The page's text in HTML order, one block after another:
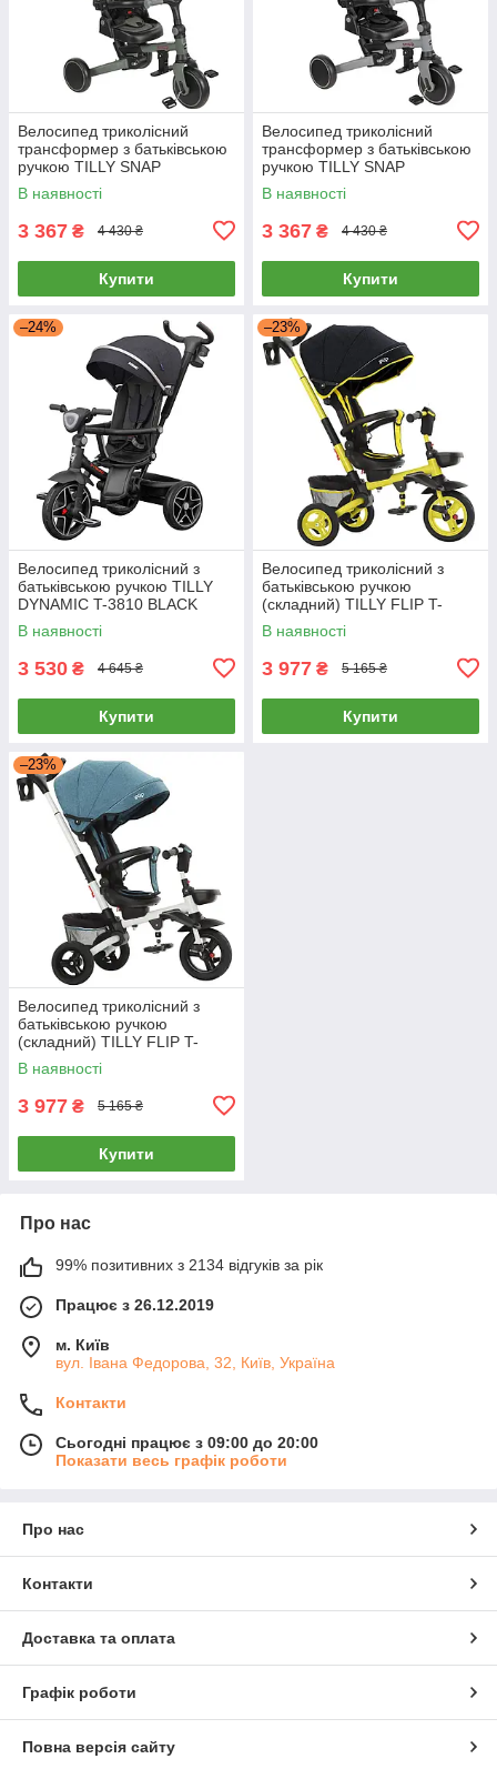
Велосипед триколісний
трансформер з батьківською
ручкою TILLY SNAP
(складний, біговел) T-391
Зелений
В наявності
3 367 ₴ 4 430 ₴
Купити
Велосипед триколісний
трансформер з батьківською
ручкою TILLY SNAP
(складний, біговел) T-391
Сірий
В наявності
3 367 ₴ 4 430 ₴
Купити
–24%
Велосипед триколісний з
батьківською ручкою TILLY
DYNAMIC T-3810 BLACK
Чорний
В наявності
3 530 ₴ 4 645 ₴
Купити
–23%
Велосипед триколісний з
батьківською ручкою
(складний) TILLY FLIP T-
390/1 Жовтий
В наявності
3 977 ₴ 5 165 ₴
Купити
–23%
Велосипед триколісний з
батьківською ручкою
(складний) TILLY FLIP T-
390/1 Зелений
В наявності
3 977 ₴ 5 165 ₴
Купити
Про нас
99% позитивних з 2134 відгуків за рік
Працює з 26.12.2019
м. Київ
вул. Івана Федорова, 32, Київ, Україна
Контакти
Сьогодні працює з 09:00 до 20:00
Показати весь графік роботи
Про нас
Контакти
Доставка та оплата
Графік роботи
Повна версія сайту